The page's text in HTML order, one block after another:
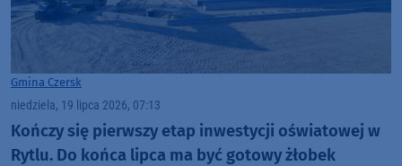
Gmina Czersk
niedziela, 19 lipca 2026, 07:13
Kończy się pierwszy etap inwestycji oświatowej w
Rytlu. Do końca lipca ma być gotowy żłobek